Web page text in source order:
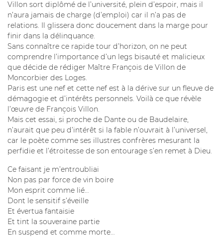
Villon sort diplômé de l’université, plein d’espoir, mais il
n’aura jamais de charge (d’emploi) car il n’a pas de
relations. Il glissera donc doucement dans la marge pour
finir dans la délinquance.
Sans connaître ce rapide tour d’horizon, on ne peut
comprendre l’importance d’un legs bisauté et malicieux
que décide de rédiger Maître François de Villon de
Moncorbier des Loges.
Paris est une nef et cette nef est à la dérive sur un fleuve de
démagogie et d’intérêts personnels. Voilà ce que révèle
l’œuvre de François Villon.
Mais cet essai, si proche de Dante ou de Baudelaire,
n’aurait que peu d’intérêt si la fable n’ouvrait à l’universel,
car le poète comme ses illustres confrères mesurant la
perfidie et l’étroitesse de son entourage s’en remet à Dieu.
Ce faisant je m’entroubliai
Non pas par force de vin boire
Mon esprit comme lié…
Dont le sensitif s’éveille
Et évertua fantaisie
Et tint la souveraine partie
En suspend et comme morte…